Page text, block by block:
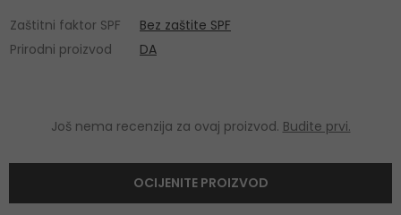
Zaštitni faktor SPF
Bez zaštite SPF
Prirodni proizvod
DA
Još nema recenzija za ovaj proizvod. Budite prvi.
OCIJENITE PROIZVOD